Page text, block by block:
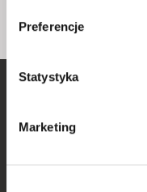
Preferencje
Statystyka
Marketing